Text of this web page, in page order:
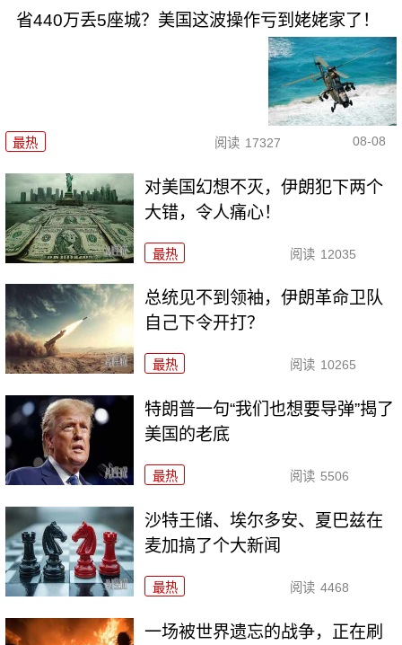
省440万丢5座城？美国这波操作亏到姥姥家了！
最热 阅读 17327 08-08
对美国幻想不灭，伊朗犯下两个
大错，令人痛心！
最热 阅读 12035
总统见不到领袖，伊朗革命卫队
自己下令开打？
最热 阅读 10265
特朗普一句“我们也想要导弹”揭了
美国的老底
最热 阅读 5506
沙特王储、埃尔多安、夏巴兹在
麦加搞了个大新闻
最热 阅读 4468
一场被世界遗忘的战争，正在刷